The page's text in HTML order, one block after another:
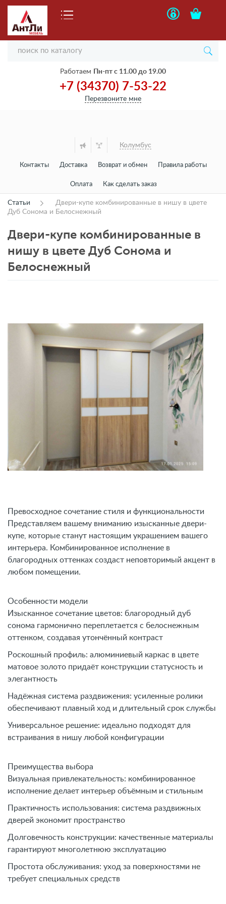
Работаем Пн-пт с 11.00 до 19.00
+7 (34370) 7-53-22
Перезвоните мне
Колумбус
Контакты Доставка Возврат и обмен Правила работы
Оплата Как сделать заказ
Статьи
Двери-купе комбинированные в нишу в цвете
Дуб Сонома и Белоснежный
Двери-купе комбинированные в
нишу в цвете Дуб Сонома и
Белоснежный
Превосходное сочетание стиля и функциональности
Представляем вашему вниманию изысканные двери-
купе, которые станут настоящим украшением вашего
интерьера. Комбинированное исполнение в
благородных оттенках создаст неповторимый акцент в
любом помещении.
Особенности модели
Изысканное сочетание цветов: благородный дуб
сонома гармонично переплетается с белоснежным
оттенком, создавая утончённый контраст
Роскошный профиль: алюминиевый каркас в цвете
матовое золото придаёт конструкции статусность и
элегантность
Надёжная система раздвижения: усиленные ролики
обеспечивают плавный ход и длительный срок службы
Универсальное решение: идеально подходят для
встраивания в нишу любой конфигурации
Преимущества выбора
Визуальная привлекательность: комбинированное
исполнение делает интерьер объёмным и стильным
Практичность использования: система раздвижных
дверей экономит пространство
Долговечность конструкции: качественные материалы
гарантируют многолетнюю эксплуатацию
Простота обслуживания: уход за поверхностями не
требует специальных средств